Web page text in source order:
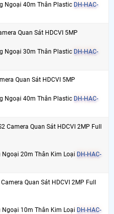
Ngoại 40m Thân Plastic DH-HAC-
Quan Sát HDCVI 5MP
Ngoại 30m Thân Plastic DH-HAC-
Quan Sát HDCVI 5MP
Ngoại 40m Thân Plastic DH-HAC-
Camera Quan Sát HDCVI 2MP Full
Ngoại 20m Thân Kim Loại DH-HAC-
Quan Sát HDCVI 2MP Full
Ngoại 10m Thân Kim Loại DH-HAC-